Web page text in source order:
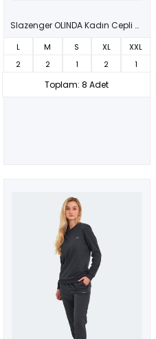
Slazenger OLINDA Kadın Cepli Bordo Eşofman Takımı
L M S XL
XXL
2
2 1 2 1
Toplam: 8 Adet